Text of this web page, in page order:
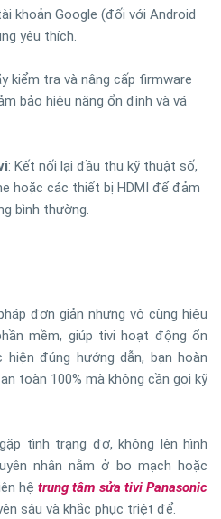
khoản Google (đối với Android
yêu thích.
kiểm tra và nâng cấp firmware
bảo hiệu năng ổn định và vá
: Kết nối lại đầu thu kỹ thuật số,
hoặc các thiết bị HDMI để đảm
bình thường.
đơn giản nhưng vô cùng hiệu
mềm, giúp tivi hoạt động ổn
đúng hướng dẫn, bạn hoàn
toàn 100% mà không cần gọi kỹ
tình trạng đơ, không lên hình
nhân nằm ở bo mạch hoặc
hệ trung tâm sửa tivi Panasonic
sâu và khắc phục triệt để.